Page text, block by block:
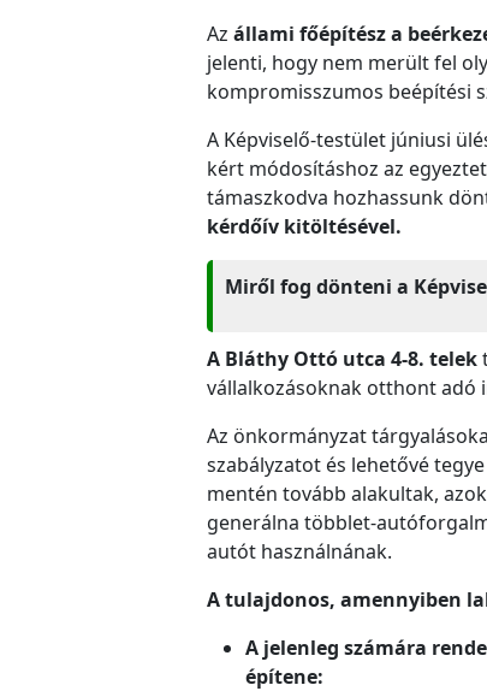
Az állami főépítész a
jelenti, hogy nem merült fel
kompromisszumos beépítési
A Képviselő-testület júniusi
kért módosításhoz az
támaszkodva hozhassunk
kérdőív kitöltésével.
Miről fog dönteni a
A Bláthy Ottó utca 4-8. telek
vállalkozásoknak otthont adó
Az önkormányzat
szabályzatot és lehetővé
mentén tovább alakultak,
generálna többlet-
autót használnának.
A tulajdonos, amennyiben
A jelenleg számára
építene: